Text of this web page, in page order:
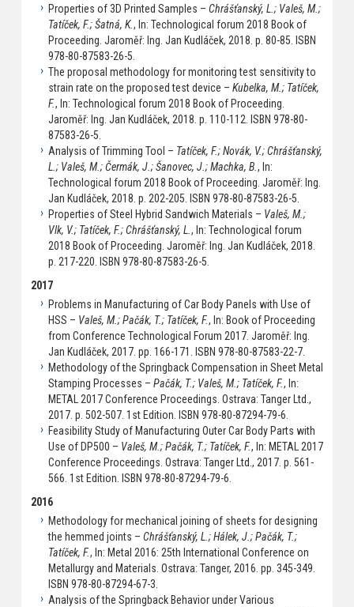
Properties of 3D Printed Samples – Chrášťanský, L.; Valeš, M.;
Tatíček, F.; Šatná, K., In: Technological forum 2018 Book of
Proceeding. Jaroměř: Ing. Jan Kudláček, 2018. p. 80-85. ISBN
978-80-87583-26-5.
The proposal methodology for monitoring test sensitivity to
strain rate on the proposed test device – Kubelka, M.; Tatíček,
F., In: Technological forum 2018 Book of Proceeding.
Jaroměř: Ing. Jan Kudláček, 2018. p. 110-112. ISBN 978-80-
87583-26-5.
Analysis of Trimming Tool – Tatíček, F.; Novák, V.; Chrášťanský,
L.; Valeš, M.; Čermák, J.; Šanovec, J.; Machka, B. , In:
Technological forum 2018 Book of Proceeding. Jaroměř: Ing.
Jan Kudláček, 2018. p. 202-205. ISBN 978-80-87583-26-5.
Properties of Steel Hybrid Sandwich Materials – Valeš, M.;
Vlk, V.; Tatíček, F.; Chrášťanský, L. , In: Technological forum
2018 Book of Proceeding. Jaroměř: Ing. Jan Kudláček, 2018.
p. 217-220. ISBN 978-80-87583-26-5.
2017
Problems in Manufacturing of Car Body Panels with Use of
HSS – Valeš, M.; Pačák, T.; Tatíček, F., In: Book of Proceeding
from Conference Technological Forum 2017. Jaroměř: Ing.
Jan Kudláček, 2017. pp. 166-171. ISBN 978-80-87583-22-7.
Methodology of the Springback Compensation in Sheet Metal
Stamping Processes – Pačák, T.; Valeš, M.; Tatíček, F., In:
METAL 2017 Conference Proceedings. Ostrava: Tanger Ltd.,
2017. p. 502-507. 1st Edition. ISBN 978-80-87294-79-6.
Feasibility Study of Manufacturing Outer Car Body Parts with
Use of DP500 – Valeš, M.; Pačák, T.; Tatíček, F., In: METAL 2017
Conference Proceedings. Ostrava: Tanger Ltd., 2017. p. 561-
566. 1st Edition. ISBN 978-80-87294-79-6.
2016
Methodology for mechanical joining of sheets for designing
the hemmed joints – Chrášťanský, L.; Hálek, J.; Pačák, T.;
Tatíček, F., In: Metal 2016: 25th International Conference on
Metallurgy and Materials. Ostrava: Tanger, 2016. pp. 345-349.
ISBN 978-80-87294-67-3.
Analysis of the Springback Behavior under Various